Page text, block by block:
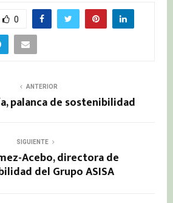
0
ANTERIOR
palanca de sostenibilidad
SIGUIENTE
Acebo, directora de
del Grupo ASISA